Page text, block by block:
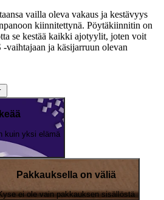
vailla oleva vakaus ja kestävyys
kiinnitettynä. Pöytäkiinnitin on
se kestää kaikki ajotyylit, joten voit
vaihtajaan ja käsijarruun olevan
kuin yksi elämä
Pakkauksella on väliä
ei ole vain pakkauksen sisällöstä